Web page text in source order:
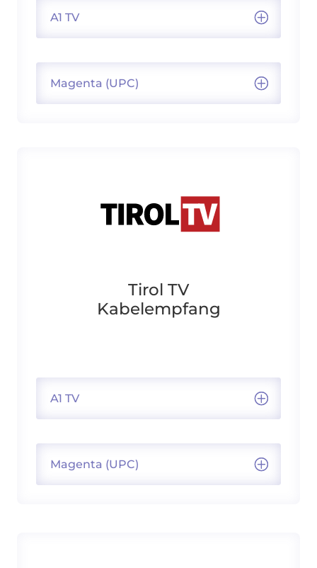
A1 TV
Magenta (UPC)
Tirol TV
Kabelempfang
A1 TV
Magenta (UPC)